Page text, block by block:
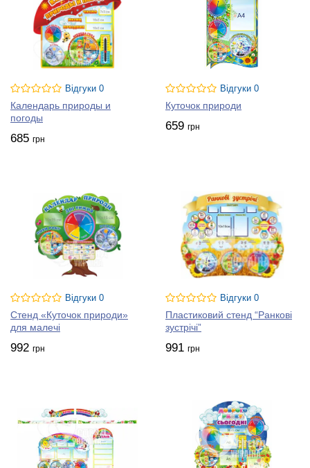
Відгуки 0
Календарь природы и
погоды
685 грн
Відгуки 0
Куточок природи
659 грн
Відгуки 0
Стенд «Куточок природи»
для малечі
992 грн
Відгуки 0
Пластиковий стенд “Ранкові
зустрічі”
991 грн